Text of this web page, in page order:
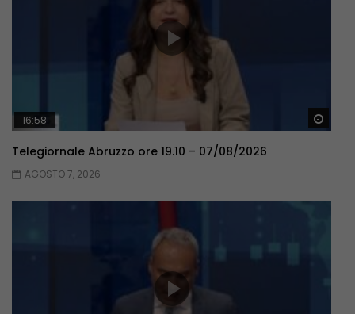
16:58
Telegiornale Abruzzo ore 19.10 – 07/08/2026
AGOSTO 7, 2026